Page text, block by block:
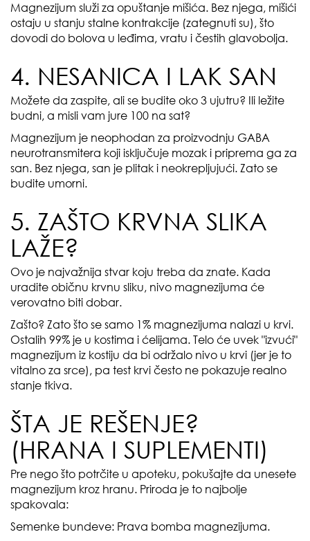
Magnezijum služi za opuštanje mišića. Bez njega, mišići
ostaju u stanju stalne kontrakcije (zategnuti su), što
dovodi do bolova u leđima, vratu i čestih glavobolja.
4. NESANICA I LAK SAN
Možete da zaspite, ali se budite oko 3 ujutru? Ili ležite
budni, a misli vam jure 100 na sat?
Magnezijum je neophodan za proizvodnju GABA
neurotransmitera koji isključuje mozak i priprema ga za
san. Bez njega, san je plitak i neokrepljujući. Zato se
budite umorni.
5. ZAŠTO KRVNA SLIKA
LAŽE?
Ovo je najvažnija stvar koju treba da znate. Kada
uradite običnu krvnu sliku, nivo magnezijuma će
verovatno biti dobar.
Zašto? Zato što se samo 1% magnezijuma nalazi u krvi.
Ostalih 99% je u kostima i ćelijama. Telo će uvek "izvući"
magnezijum iz kostiju da bi održalo nivo u krvi (jer je to
vitalno za srce), pa test krvi često ne pokazuje realno
stanje tkiva.
ŠTA JE REŠENJE?
(HRANA I SUPLEMENTI)
Pre nego što potrčite u apoteku, pokušajte da unesete
magnezijum kroz hranu. Priroda je to najbolje
spakovala:
Semenke bundeve: Prava bomba magnezijuma.